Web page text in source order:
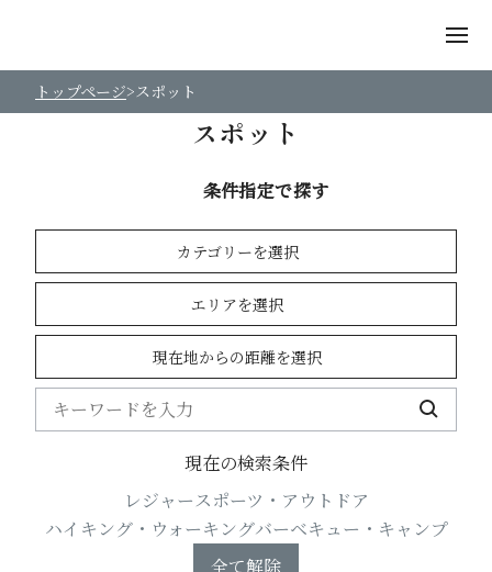
トップページ スポット
スポット
条件指定で探す
カテゴリーを選択
エリアを選択
現在地からの距離を選択
現在の検索条件
レジャースポーツ・アウトドア
ハイキング・ウォーキングバーベキュー・キャンプ
全て解除